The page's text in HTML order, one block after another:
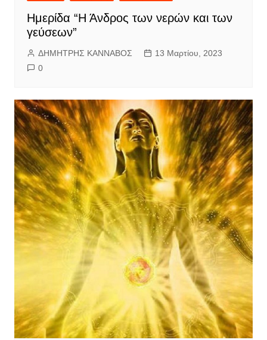
Ημερίδα “Η Άνδρος των νερών και των
γεύσεων”
ΔΗΜΗΤΡΗΣ ΚΑΝΝΑΒΟΣ
13 Μαρτίου, 2023
0